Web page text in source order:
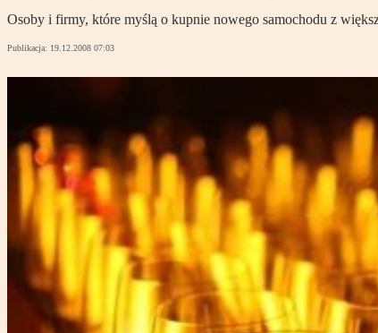
Osoby i firmy, które myślą o kupnie nowego samochodu z
Publikacja: 19.12.2008 07:03